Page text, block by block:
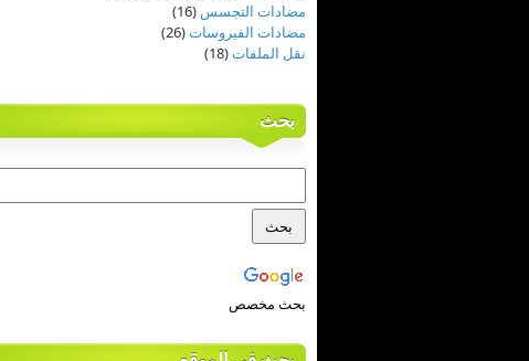
مضادات التجسس (16)
مضادات الفيروسات(26)
نقل الملفات(18)
بحث
بحث مخصص